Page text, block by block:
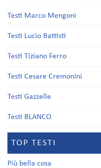
Testi Marco Mengoni
Testi Lucio Battisti
Testi Tiziano Ferro
Testi Cesare Cremonini
Testi Gazzelle
Testi BLANCO
TOP TESTI
Più bella cosa